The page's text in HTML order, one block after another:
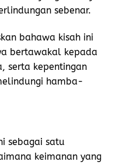
sebenar.
bahawa kisah ini
bertawakal kepada
serta kepentingan
hamba-
sebagai satu
keimanan yang